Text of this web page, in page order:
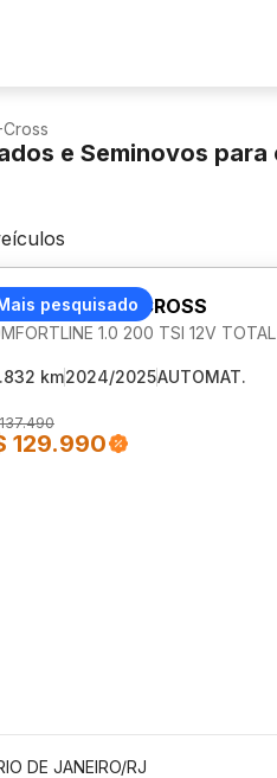
e Seminovos para
pesquisadoT-CROSS
1.0 200 TSI 12V
km2024/2025AUTOMAT.
129.990
DE JANEIRO/RJ